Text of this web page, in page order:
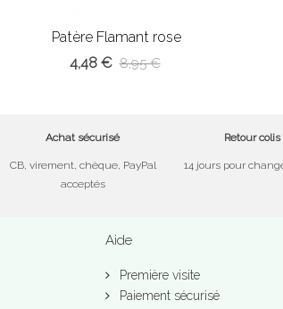
Patère Flamant rose
4,48 € 8,95 €
Achat sécurisé
CB, virement, chèque, PayPal
acceptés
Retour colis
14 jours pour
Aide
Première visite
Paiement sécurisé